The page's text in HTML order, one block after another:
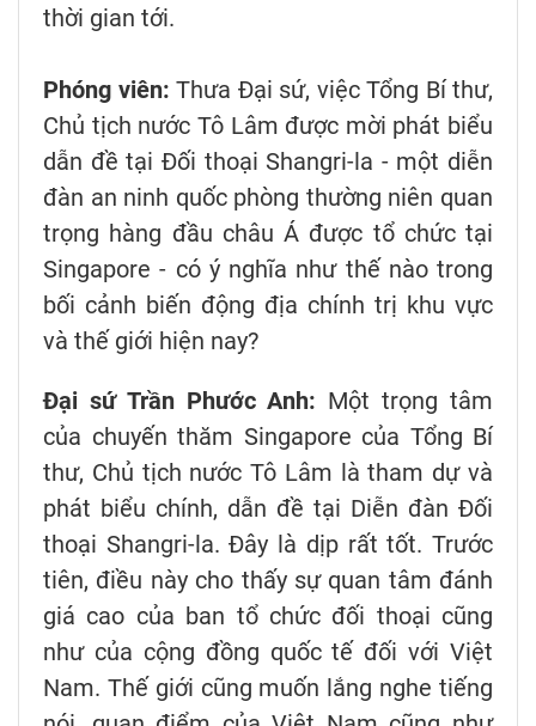
thời gian tới.
Phóng viên: Thưa Đại sứ, việc Tổng Bí thư,
Chủ tịch nước Tô Lâm được mời phát biểu
dẫn đề tại Đối thoại Shangri-la - một diễn
đàn an ninh quốc phòng thường niên quan
trọng hàng đầu châu Á được tổ chức tại
Singapore - có ý nghĩa như thế nào trong
bối cảnh biến động địa chính trị khu vực
và thế giới hiện nay?
Đại sứ Trần Phước Anh: Một trọng tâm
của chuyến thăm Singapore của Tổng Bí
thư, Chủ tịch nước Tô Lâm là tham dự và
phát biểu chính, dẫn đề tại Diễn đàn Đối
thoại Shangri-la. Đây là dịp rất tốt. Trước
tiên, điều này cho thấy sự quan tâm đánh
giá cao của ban tổ chức đối thoại cũng
như của cộng đồng quốc tế đối với Việt
Nam. Thế giới cũng muốn lắng nghe tiếng